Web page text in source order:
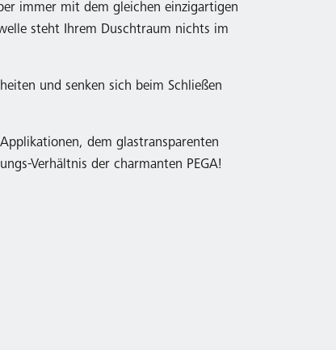
immer mit dem gleichen einzigartigen
steht Ihrem Duschtraum nichts im
und senken sich beim Schließen
dem glastransparenten
Verhältnis der charmanten PEGA!